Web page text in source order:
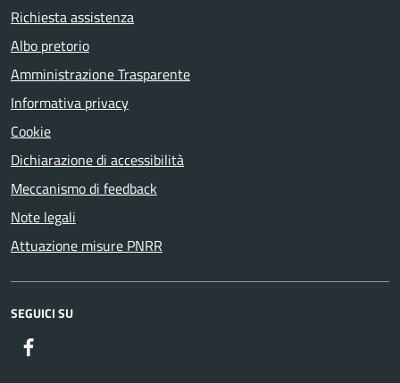
Richiesta assistenza
Albo pretorio
Amministrazione Trasparente
Informativa privacy
Cookie
Dichiarazione di accessibilità
Meccanismo di feedback
Note legali
Attuazione misure PNRR
SEGUICI SU